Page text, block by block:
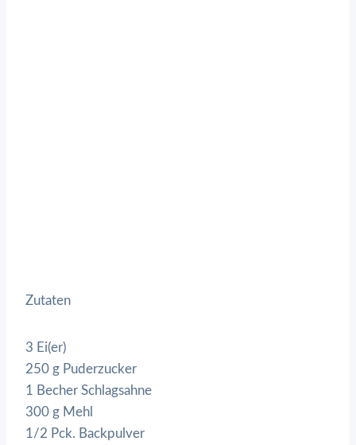
Zutaten
3 Ei(er)
250 g Puderzucker
1 Becher Schlagsahne
300 g Mehl
1/2 Pck. Backpulver